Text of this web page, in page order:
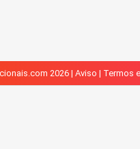
2026 | Aviso | Termos